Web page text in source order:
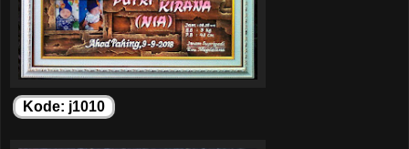
Kode: j1010